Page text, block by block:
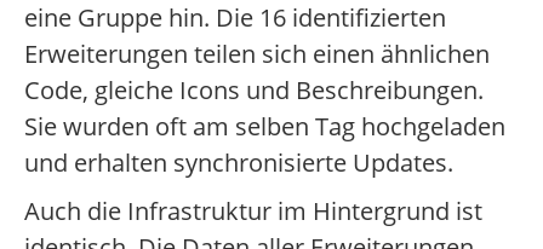
eine Gruppe hin. Die 16 identifizierten
Erweiterungen teilen sich einen ähnlichen
Code, gleiche Icons und Beschreibungen.
Sie wurden oft am selben Tag hochgeladen
und erhalten synchronisierte Updates.
Auch die Infrastruktur im Hintergrund ist